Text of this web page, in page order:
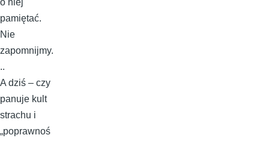
o niej
pamiętać.
Nie
zapomnijmy.
..
A dziś – czy
panuje kult
strachu i
„poprawnoś